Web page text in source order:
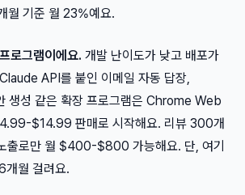
월 기준 월 23%예요.
로그램이에요. 개발 난이도가 낮고 배포가
API를 붙인 이메일 자동 답장,
생성 같은 확장 프로그램은 Chrome Web
$14.99 판매로 시작해요. 리뷰 300개
출로만 월 $400-$800 가능해요. 단, 여기
개월 걸려요.